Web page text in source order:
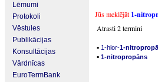
Lēmumi
Protokoli
Vēstules
Publikācijas
Konsultācijas
Vārdnīcas
EuroTermBank
Jūs meklējāt 1-
Atrasti 2 termini
▪ 1-hlor-1-
▪ 1-nitropropāns